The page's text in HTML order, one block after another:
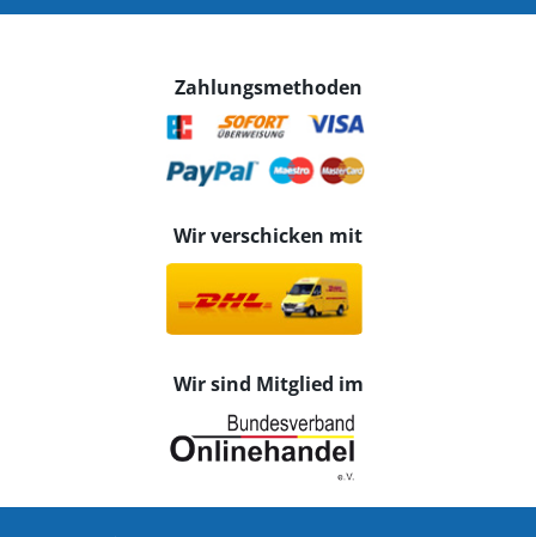
Zahlungsmethoden
Wir verschicken mit
Wir sind Mitglied im